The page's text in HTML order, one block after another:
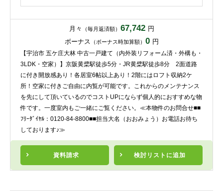
月々 （毎月返済額） 67,742 円
ボーナス （ボーナス時加算額） 0 円
資料請求 検討リスト に追加
【宇治市 五ケ庄大林 中古一戸建て（内外装リフォーム済・外構も・
3LDK・空家）】京阪黄檗駅徒歩5分・JR黄檗駅徒歩8分 2面道路
に付き開放感あり！各居室6帖以上あり！2階にはロフト収納2ケ
所！空家に付きご自由に内覧が可能です。これからのメンテナンス
を先にして頂いているのでコストUPにならず個人的におすすめな物
件です。一度室内もご一緒にご覧ください。≪本物件のお問合せ■■
ﾌﾘｰﾀﾞｲﾔﾙ：0120-84-8800■■担当大名（おおみょう）お電話お待ち
しております♪≫